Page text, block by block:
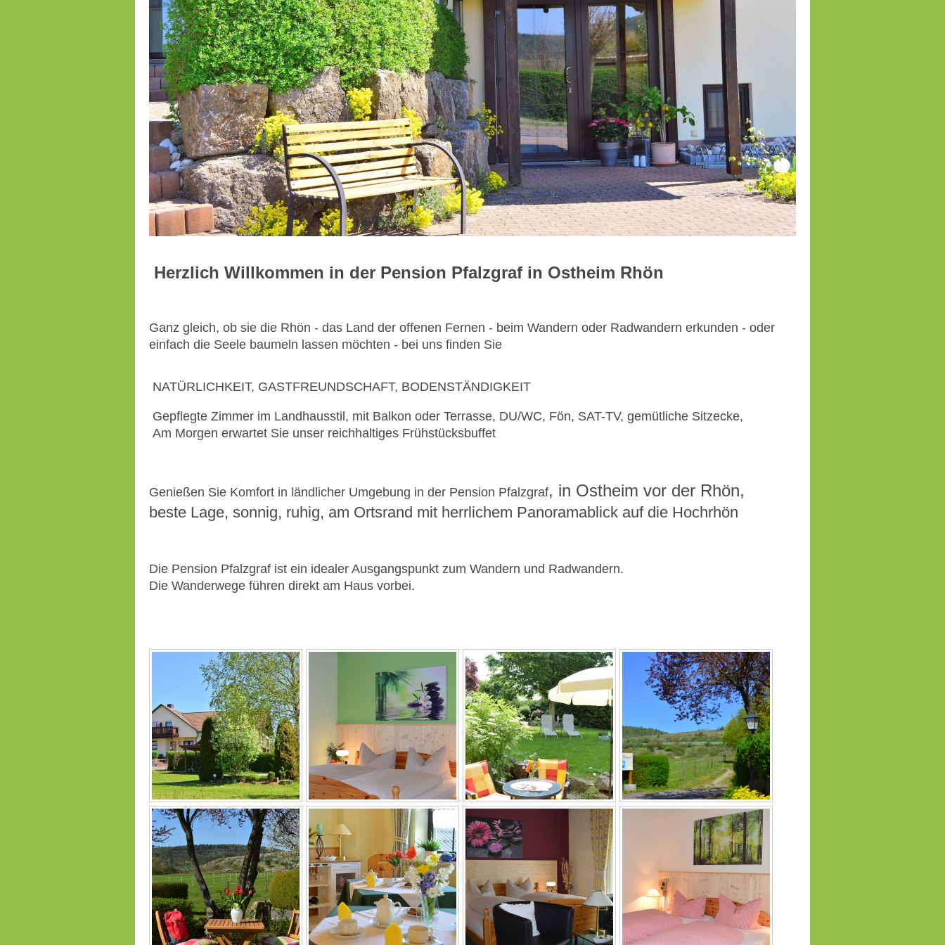
Herzlich Willkommen in der Pension Pfalzgraf in Ostheim Rhön
Ganz gleich, ob sie die Rhön - das Land der offenen Fernen - beim Wandern oder Radwandern erkunden - oder
einfach die Seele baumeln lassen möchten - bei uns finden Sie
NATÜRLICHKEIT, GASTFREUNDSCHAFT, BODENSTÄNDIGKEIT
Gepflegte Zimmer im Landhausstil, mit Balkon oder Terrasse, DU/WC, Fön, SAT-TV, gemütliche Sitzecke,
Am Morgen erwartet Sie unser reichhaltiges Frühstücksbuffet
Genießen Sie Komfort in ländlicher Umgebung in der Pension Pfalzgraf, in Ostheim vor der Rhön,
beste Lage, sonnig, ruhig, am Ortsrand mit herrlichem Panoramablick auf die Hochrhön
Die Pension Pfalzgraf ist ein idealer Ausgangspunkt zum Wandern und Radwandern.
Die Wanderwege führen direkt am Haus vorbei.